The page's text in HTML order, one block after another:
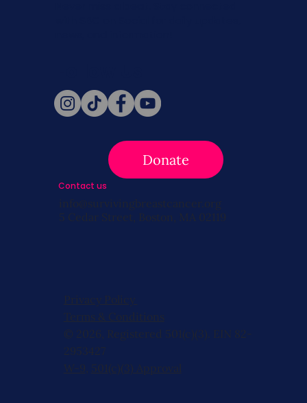
Donate
Privacy Policy
Terms & Conditions
© 2026, Registered 501(c)(3). EIN 82-
2953427
W-9 501(c)(3) Approval
Contact us
info@survivingbreastcancer.org
5 Cedar Street, Boston, MA 02119